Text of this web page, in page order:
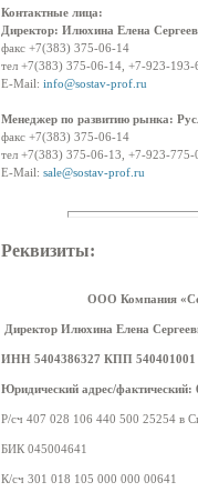
Контактные лица:
Директор: Илюхина Елена
факс +7(383) 375-06-14
тел +7(383) 375-06-14, +7-923-193-
E-Mail: info@sostav-prof.ru
Менеджер по развитию рынка:
факс +7(383) 375-06-14
тел +7(383) 375-06-13, +7-923-775-
E-Mail: sale@sostav-prof.ru
Реквизиты:
ООО Компания
Директор Илюхина Елена
ИНН 5404386327 КПП 540401001
Юридический адрес/фактический:
Р/сч 407 028 106 440 500 25254 в
БИК 045004641
К/сч 301 018 105 000 000 00641